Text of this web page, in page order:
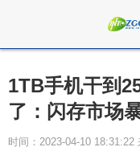
1TB手机干到
了：闪存市场
时间：2023-04-10 18:31:22